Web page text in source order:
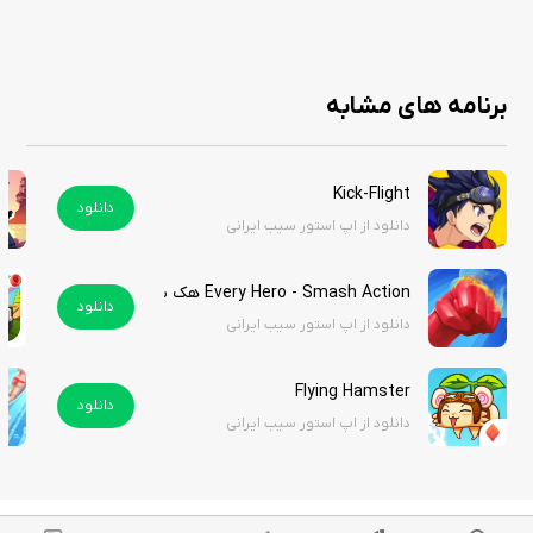
تنوع بالای سلاح‌ها و تجهیزات
امکان ارتقای شخصیت و توانایی‌ها
مراحل متنوع با چالش‌های مختلف
کنترل ساده و روان
گرافیک رنگارنگ و جذاب
افزایش تدریجی سختی بازی برای حفظ هیجان
مناسب برای علاقه‌مندان به بازی‌های اکشن و بقا
ارتقای تجهیزات، تجربه‌ای پرهیجان ارائه می‌دهد. اگر به بازی‌های زامبی‌محور و
اکشن سریع علاقه دارید، این عنوان می‌تواند ساعت‌ها شما را سرگرم کند.
برنامه های مشابه
Kick-Flight
دانلود از اپ استور سیب ایرانی
دانلود
Every Hero - Smash Action هک شده
دانلود از اپ استور سیب ایرانی
دانلود
Flying Hamster
دانلود از اپ استور سیب ایرانی
دانلود